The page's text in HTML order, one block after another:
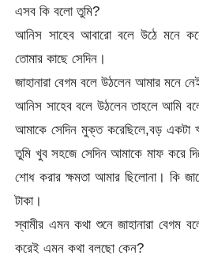
এসব কি বলো তুমি?
আনিস সাহেব আবারো বলে উঠে মনে
তোমার কাছে সেদিন।
জাহানারা বেগম বলে উঠলেন আমার মনে
আনিস সাহেব বলে উঠলেন তাহলে আমি
আমাকে সেদিন মুক্ত করেছিলে,বড় একটা
তুমি খুব সহজে সেদিন আমাকে মাফ করে
শোধ করার ক্ষমতা আমার ছিলোনা। কি
টাকা।
স্বামীর এমন কথা শুনে জাহানারা বেগম
করেই এমন কথা বলছো কেন?